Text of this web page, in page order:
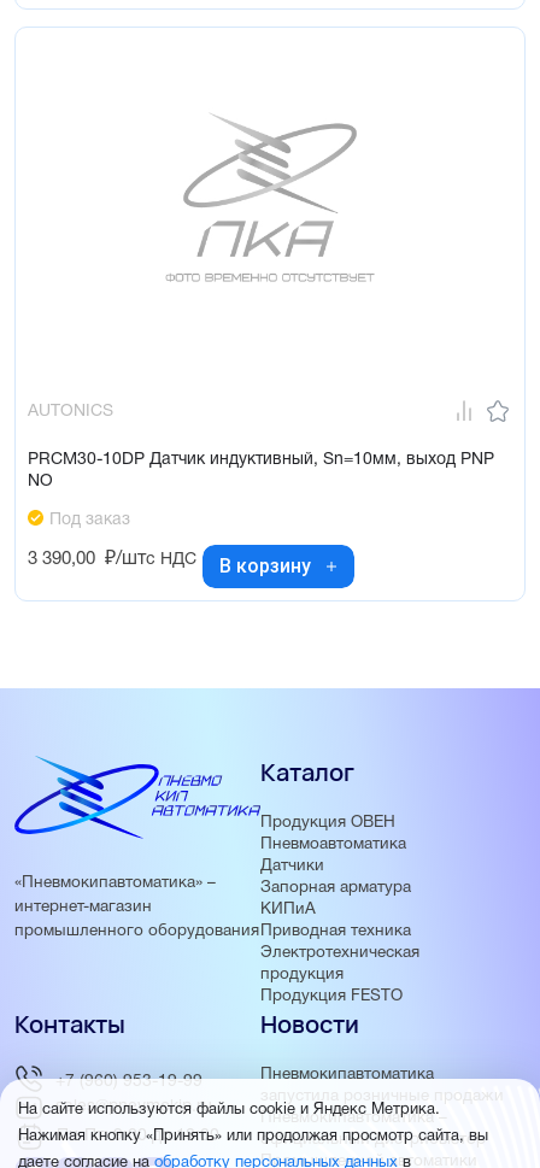
AUTONICS
PRCM30-10DP Датчик индуктивный, Sn=10мм, выход PNP
NO
Под заказ
3 390,00 ₽/штс НДС В корзину
«Пневмокипавтоматика» –
интернет-магазин
промышленного оборудования
Каталог
Продукция ОВЕН
Пневмоавтоматика
Датчики
Запорная арматура
КИПиА
Приводная техника
Электротехническая
продукция
Продукция FESTO
Новости
Пневмокипавтоматика
запустила розничные продажи
Пневмокипавтоматика –
официальный дистрибьютор
Промышленной автоматики
Контакты
+7 (960) 953-19-99
sales@pnevmokip.ru
Пн-Пт: 9:00 до 18:00
На сайте используются файлы cookie и Яндекс Метрика.
Нажимая кнопку «Принять» или продолжая просмотр сайта, вы
даете согласие наобработку персональных данныхв